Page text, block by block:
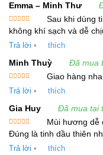
dihydrocostus
costunolid, và
này không chỉ
bệnh mà còn có
và hỗ trợ các vấn
Công Dụng và
Tinh Dầu Vân
trong việc chăm
Emma – Minh Thư
Được xếp
hạng55
sao
Sau khi dùng
không khí sạch và dễ
Trả lời • thích
Minh Thuỳ Đã mua
hạng55
Giao hàng
Trả lời • thích
Gia Huy Đã mua tại
Được xếp
hạng55
sao
Mùi hương dễ
Đúng là tinh dầu thiên
Trả lời • thích